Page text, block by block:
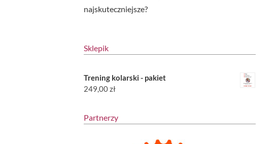
najskuteczniejsze?
Sklepik
Trening kolarski - pakiet
249,00zł
Partnerzy